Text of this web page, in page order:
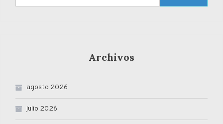
Archivos
agosto 2026
julio 2026